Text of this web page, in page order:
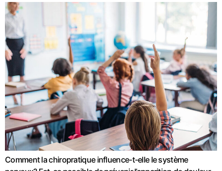
Comment la chiropratique influence-t-elle le système